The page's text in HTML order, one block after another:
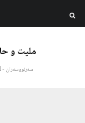
ملیت و
سەرنووسەران - Editorial board